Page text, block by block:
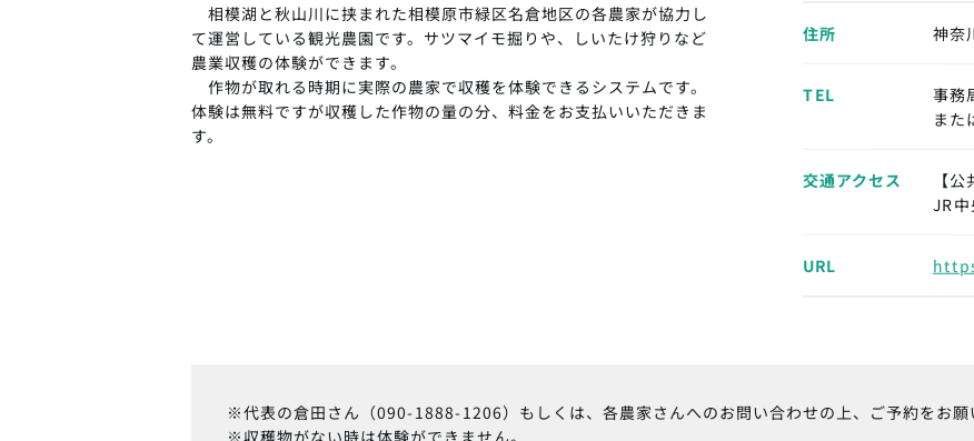
相模湖と秋山川に挟まれた相模原市緑区名倉地区の各農家が協力し
て運営している観光農園です。サツマイモ掘りや、しいたけ狩りなど
農業収穫の体験ができます。
作物が取れる時期に実際の農家で収穫を体験できるシステムです。
体験は無料ですが収穫した作物の量の分、料金をお支払いいただきま
す。
住所 神奈
TEL 事務
また
交通アクセス 【
JR
URL
※代表の倉田さん（090-1888-1206）もしくは、各農家さんへのお問い合わせの上、ご予約をお願
※収穫物がない時は体験ができません。